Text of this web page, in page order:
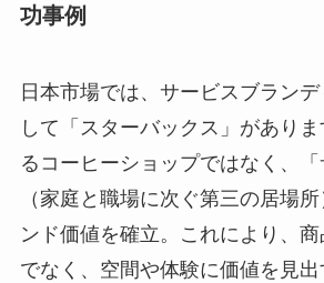
功事例
日本市場では、サービスブラン
して「スターバックス」があり
るコーヒーショップではなく、
（家庭と職場に次ぐ第三の居場
ンド価値を確立。これにより、
でなく、空間や体験に価値を見